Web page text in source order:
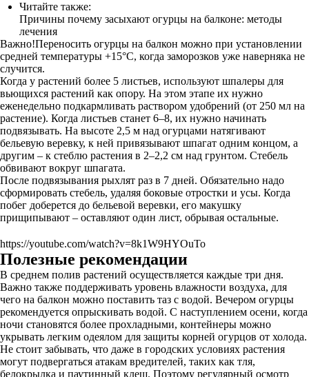
Читайте также:
Причины почему засыхают огурцы на балконе: методы
лечения
Важно!Переносить огурцы на балкон можно при установлении
средней температуры +15°С, когда заморозков уже наверняка не
случится.
Когда у растений более 5 листьев, используют шпалеры для
вьющихся растений как опору. На этом этапе их нужно
еженедельно подкармливать раствором удобрений (от 250 мл на
растение). Когда листьев станет 6–8, их нужно начинать
подвязывать. На высоте 2,5 м над огурцами натягивают
бельевую веревку, к ней привязывают шпагат одним концом, а
другим – к стеблю растения в 2–2,2 см над грунтом. Стебель
обвивают вокруг шпагата.
После подвязывания рыхлят раз в 7 дней. Обязательно надо
сформировать стебель, удаляя боковые отростки и усы. Когда
побег доберется до бельевой веревки, его макушку
прищипывают – оставляют один лист, обрывая остальные.
https://youtube.com/watch?v=8k1W9HYOuTo
Полезные рекомендации
В среднем полив растений осуществляется каждые три дня.
Важно также поддерживать уровень влажности воздуха, для
чего на балкон можно поставить таз с водой. Вечером огурцы
рекомендуется опрыскивать водой. С наступлением осени, когда
ночи становятся более прохладными, контейнеры можно
укрывать легким одеялом для защиты корней огурцов от холода.
Не стоит забывать, что даже в городских условиях растения
могут подвергаться атакам вредителей, таких как тля,
белокрылка и паутинный клещ. Поэтому регулярный осмотр